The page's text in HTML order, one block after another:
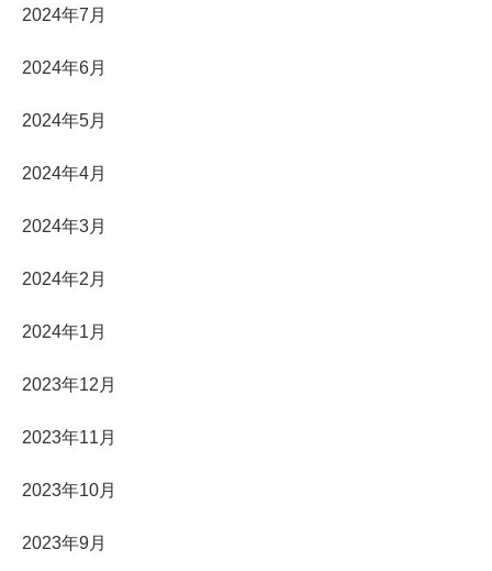
2024年7月
2024年6月
2024年5月
2024年4月
2024年3月
2024年2月
2024年1月
2023年12月
2023年11月
2023年10月
2023年9月